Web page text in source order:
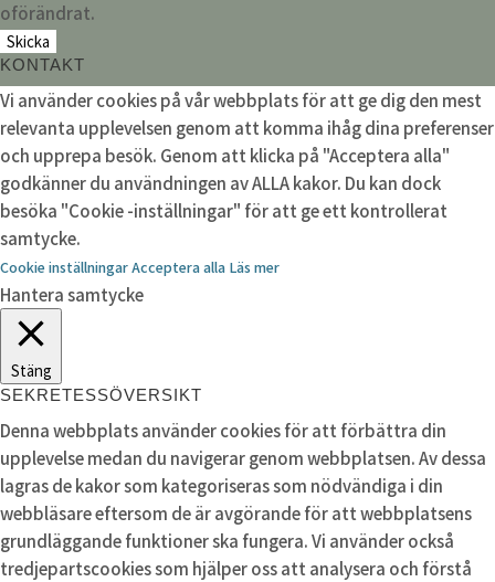
oförändrat.
KONTAKT
Vi använder cookies på vår webbplats för att ge dig den mest
relevanta upplevelsen genom att komma ihåg dina preferenser
och upprepa besök. Genom att klicka på "Acceptera alla"
godkänner du användningen av ALLA kakor. Du kan dock
besöka "Cookie -inställningar" för att ge ett kontrollerat
samtycke.
Cookie inställningarAcceptera alla Läs mer
Hantera samtycke
Stäng
SEKRETESSÖVERSIKT
Denna webbplats använder cookies för att förbättra din
upplevelse medan du navigerar genom webbplatsen. Av dessa
lagras de kakor som kategoriseras som nödvändiga i din
webbläsare eftersom de är avgörande för att webbplatsens
grundläggande funktioner ska fungera. Vi använder också
tredjepartscookies som hjälper oss att analysera och förstå